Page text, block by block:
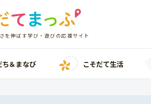
を伸ばす学び・遊びの応援サイト
ち＆まなび こそだて生活